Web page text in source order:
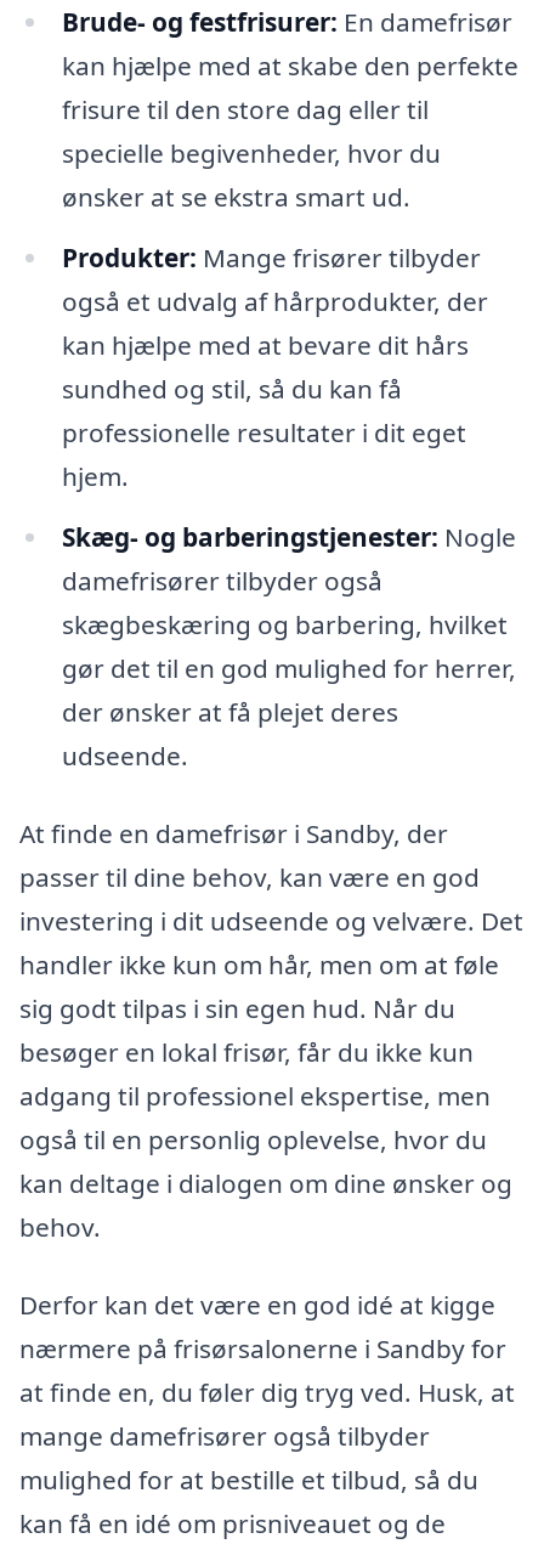
Brude- og festfrisurer: En damefrisør
kan hjælpe med at skabe den perfekte
frisure til den store dag eller til
specielle begivenheder, hvor du
ønsker at se ekstra smart ud.
Produkter: Mange frisører tilbyder
også et udvalg af hårprodukter, der
kan hjælpe med at bevare dit hårs
sundhed og stil, så du kan få
professionelle resultater i dit eget
hjem.
Skæg- og barberingstjenester: Nogle
damefrisører tilbyder også
skægbeskæring og barbering, hvilket
gør det til en god mulighed for herrer,
der ønsker at få plejet deres
udseende.
At finde en damefrisør i Sandby, der
passer til dine behov, kan være en god
investering i dit udseende og velvære. Det
handler ikke kun om hår, men om at føle
sig godt tilpas i sin egen hud. Når du
besøger en lokal frisør, får du ikke kun
adgang til professionel ekspertise, men
også til en personlig oplevelse, hvor du
kan deltage i dialogen om dine ønsker og
behov.
Derfor kan det være en god idé at kigge
nærmere på frisørsalonerne i Sandby for
at finde en, du føler dig tryg ved. Husk, at
mange damefrisører også tilbyder
mulighed for at bestille et tilbud, så du
kan få en idé om prisniveauet og de